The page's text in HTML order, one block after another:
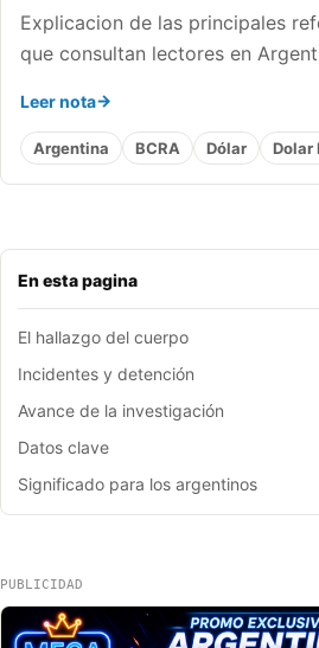
En esta pagina
El hallazgo del cuerpo
Incidentes y detención
Avance de la investigación
Datos clave
Significado para los argentinos
Explicacion de las principales
que consultan lectores en
Leer nota
Argentina BCRA Dólar Dolar
PUBLICIDAD